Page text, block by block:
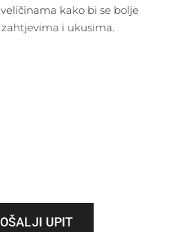
kako bi se bolje
i ukusima.
UPIT